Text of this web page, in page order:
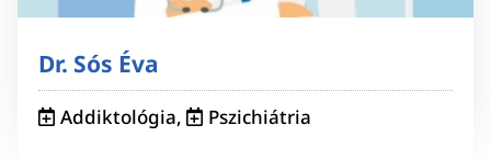
Dr. Sós Éva
Addiktológia, Pszichiátria